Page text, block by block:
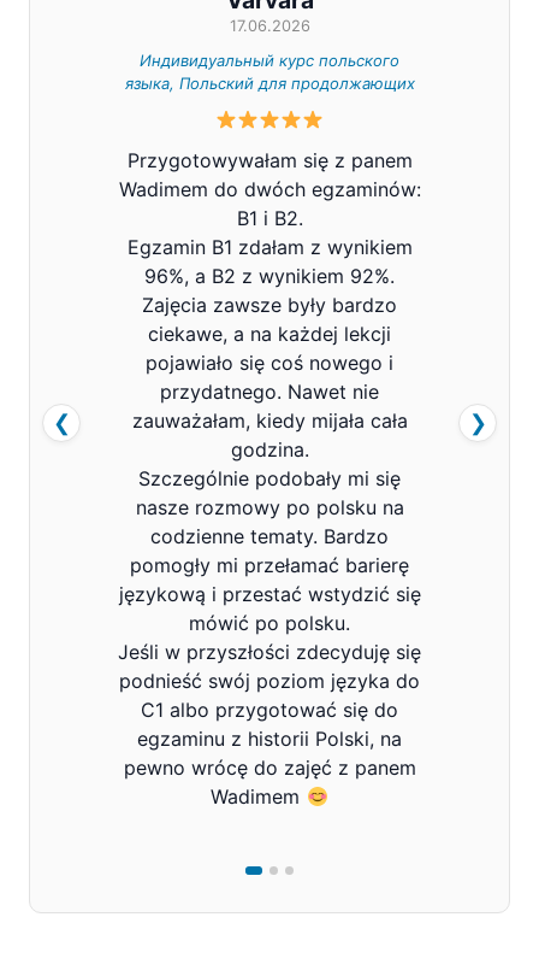
17.06.2026
Индивидуальный курс польского
языка, Польский для продолжающих
Przygotowywałam się z panem
Wadimem do dwóch egzaminów:
B1 i B2.
Egzamin B1 zdałam z wynikiem
96%, a B2 z wynikiem 92%.
Zajęcia zawsze były bardzo
ciekawe, a na każdej lekcji
pojawiało się coś nowego i
przydatnego. Nawet nie
zauważałam, kiedy mijała cała
godzina.
Szczególnie podobały mi się
nasze rozmowy po polsku na
codzienne tematy. Bardzo
pomogły mi przełamać barierę
językową i przestać wstydzić się
mówić po polsku.
Jeśli w przyszłości zdecyduję się
podnieść swój poziom języka do
C1 albo przygotować się do
egzaminu z historii Polski, na
pewno wrócę do zajęć z panem
Wadimem
❮ ❯